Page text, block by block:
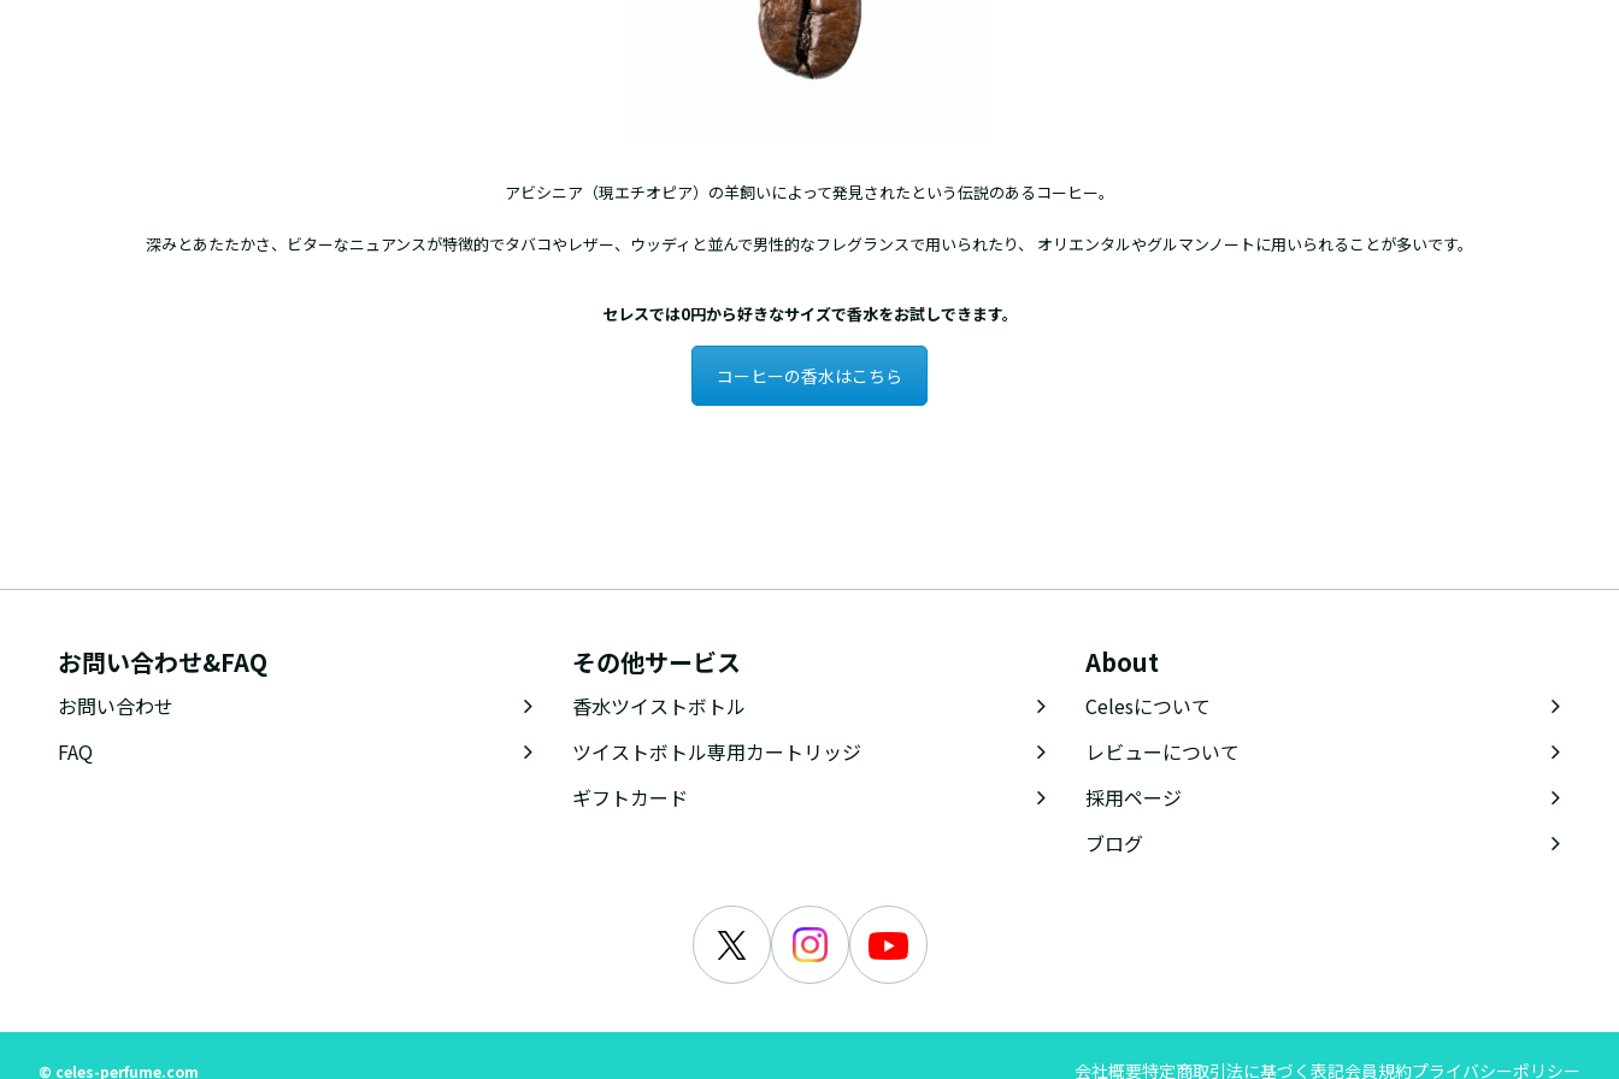
アビシニア（現エチオピア）の羊飼いによって発見されたという伝説のあるコーヒー。
深みとあたたかさ、ビターなニュアンスが特徴的でタバコやレザー、ウッディと並んで男性的なフレグランスで用いられたり、 オリエンタルやグルマンノートに用いられることが多いです。
セレスでは0円から好きなサイズで香水をお試しできます。
コーヒーの香水はこちら
お問い合わせ&FAQ
お問い合わせ
FAQ
その他サービス
香水ツイストボトル
ツイストボトル専用カートリッジ
ギフトカード
About
Celesについて
レビューについて
採用ページ
ブログ
© celes-perfume.com 会社概要特定商取引法に基づく表記会員規約プライバシーポリシー